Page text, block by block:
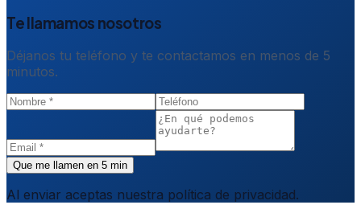
Te llamamos nosotros
Déjanos tu teléfono y te contactamos en menos de 5
minutos.
Que me llamen en 5 min
Al enviar aceptas nuestra política de privacidad.